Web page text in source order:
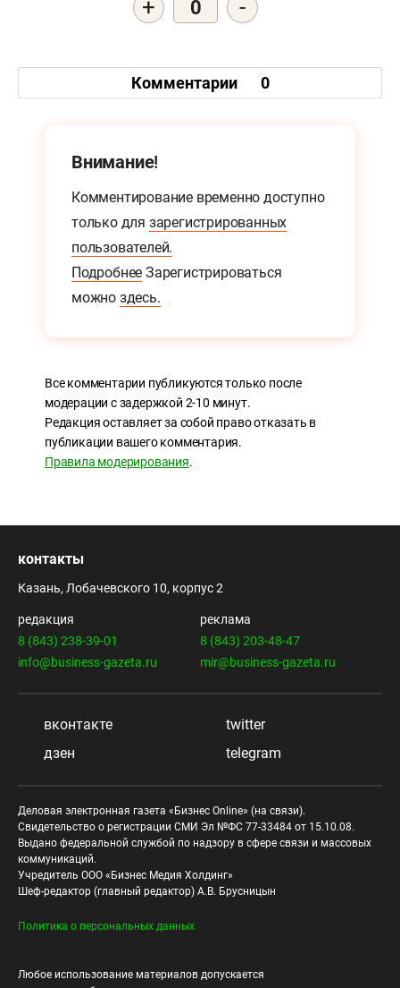
+ 0 -
Комментарии 0
Внимание!
Комментирование временно доступно
только для зарегистрированных
пользователей.
Подробнее Зарегистрироваться
можно здесь.
Все комментарии публикуются только после
модерации с задержкой 2-10 минут.
Редакция оставляет за собой право отказать в
публикации вашего комментария.
Правила модерирования.
контакты
Казань, Лобачевского 10, корпус 2
редакция
8 (843) 238-39-01
info@business-gazeta.ru
реклама
8 (843) 203-48-47
mir@business-gazeta.ru
вконтакте
twitter
дзен
telegram
Деловая электронная газета «Бизнес Online» (на связи).
Свидетельство о регистрации СМИ Эл №ФС 77-33484 от 15.10.08.
Выдано федеральной службой по надзору в сфере связи и массовых
коммуникаций.
Учредитель ООО «Бизнес Медия Холдинг»
Шеф-редактор (главный редактор) А.В. Брусницын
Политика о персональных данных
Любое использование материалов допускается